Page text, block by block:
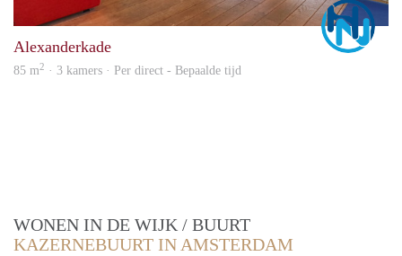
Alexanderkade
85 m2 · 3 kamers · Per direct - Bepaalde tijd
WONEN IN DE WIJK / BUURT
KAZERNEBUURT IN AMSTERDAM